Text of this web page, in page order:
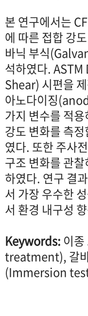
본 연구에서는
에 따른 접합 강
바닉 부식
석하였다.
Shear) 시편을
아노다이징
가지 변수를 적
강도 변화를 측
였다. 또한 주사
구조 변화를 관
하였다. 연구 결
서 가장 우수한
서 환경 내구성
Keywords: 이
treatment), 갈
(Immersion